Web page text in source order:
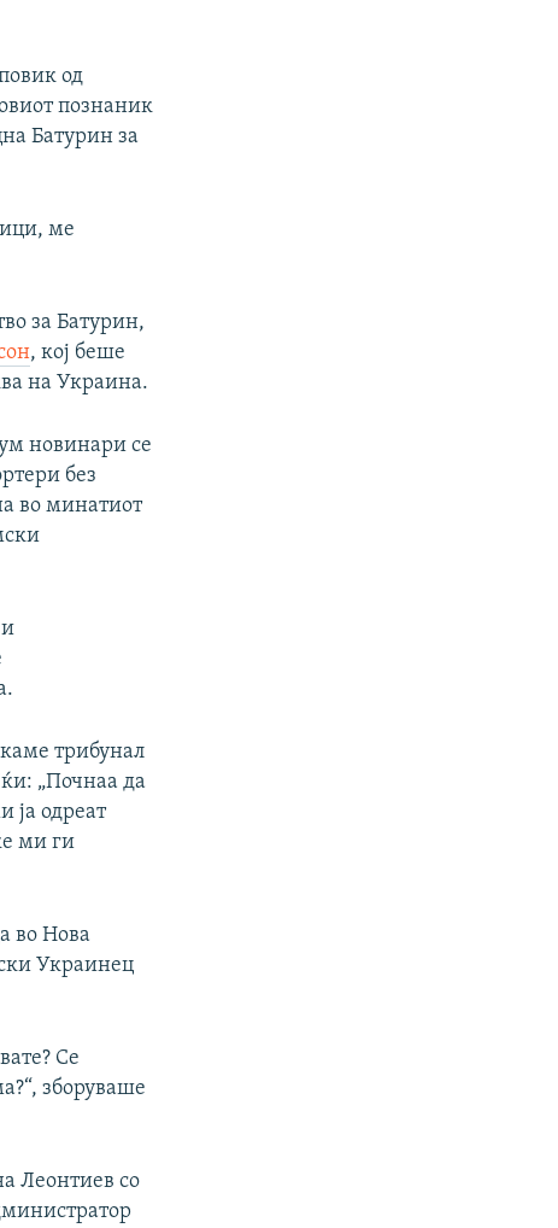
од
познаник
Батурин за
ме
за Батурин,
, кој беше
на Украина.
новинари се
без
во минатиот
трибунал
„Почнаа да
ја одреат
ми ги
во Нова
Украинец
Се
зборуваше
Леонтиев со